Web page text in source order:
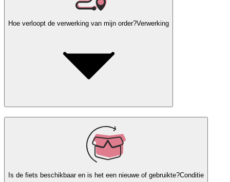
Hoe verloopt de verwerking van mijn order?Verwerking
Is de fiets beschikbaar en is het een nieuwe of gebruikte?Conditie